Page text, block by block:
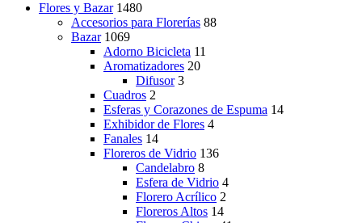
en
página
de
producto
Flores y Bazar 1480
Accesorios para Florerías 88
Bazar 1069
Adorno Bicicleta 11
Aromatizadores 20
Difusor 3
Cuadros 2
Esferas y Corazones de Espuma 14
Exhibidor de Flores 4
Fanales 14
Floreros de Vidrio 136
Candelabro 8
Esfera de Vidrio 4
Florero Acrílico 2
Floreros Altos 14